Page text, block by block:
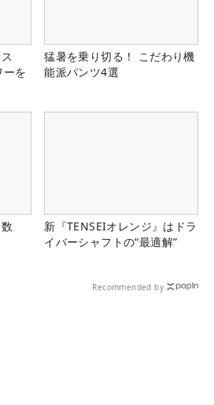
を
猛暑を乗り切る！ こだわり機
能派パンツ4選
新『TENSEIオレンジ』はドラ
イバーシャフトの“最適解”
Recommended by